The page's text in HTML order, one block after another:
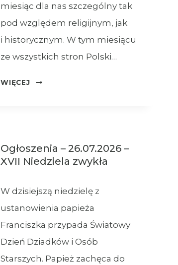
miesiąc dla nas szczególny tak
pod względem religijnym, jak
i historycznym. W tym miesiącu
ze wszystkich stron Polski…
WIĘCEJ
OGŁOSZENIA
–
02.08.2026
Ogłoszenia – 26.07.2026 –
XVII Niedziela zwykła
W dzisiejszą niedzielę z
ustanowienia papieża
Franciszka przypada Światowy
Dzień Dziadków i Osób
Starszych. Papież zachęca do